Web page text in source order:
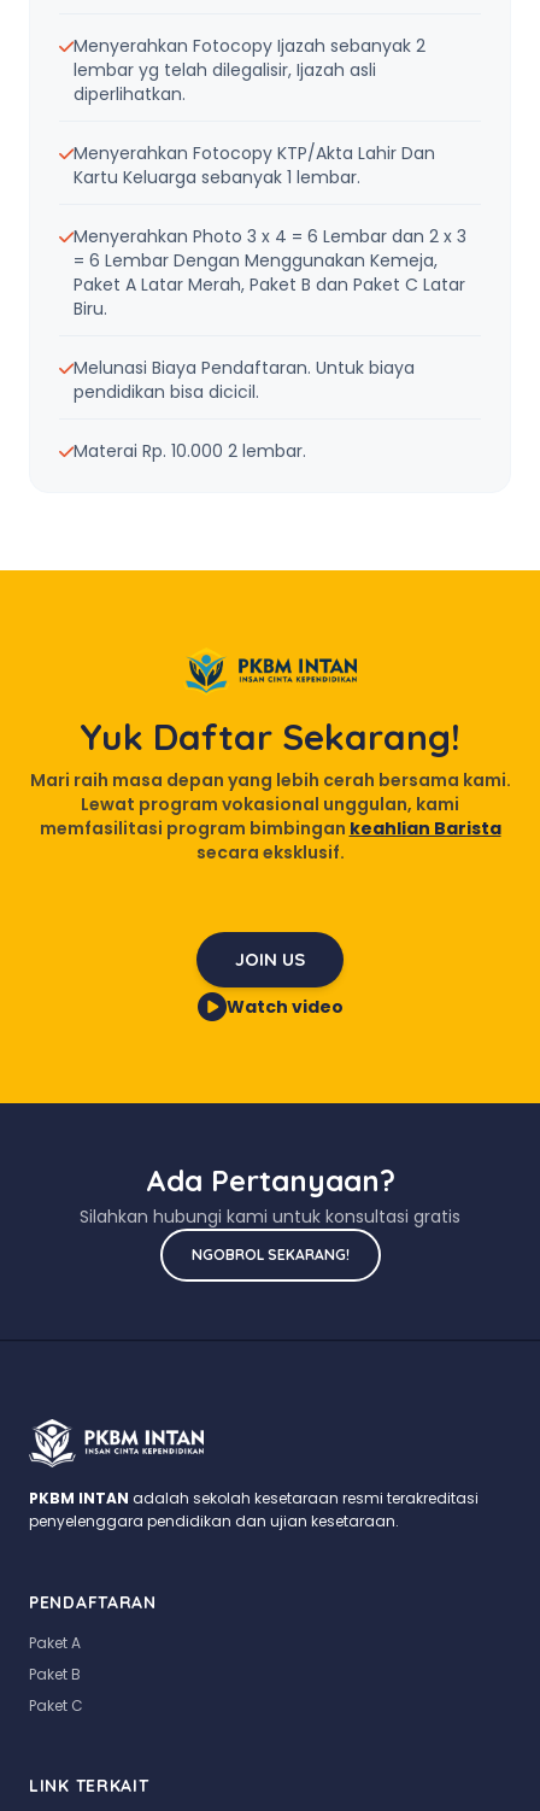
Menyerahkan Fotocopy Ijazah sebanyak 2
lembar yg telah dilegalisir, Ijazah asli
diperlihatkan.
Menyerahkan Fotocopy KTP/Akta Lahir Dan
Kartu Keluarga sebanyak 1 lembar.
Menyerahkan Photo 3 x 4 = 6 Lembar dan 2 x 3
= 6 Lembar Dengan Menggunakan Kemeja,
Paket A Latar Merah, Paket B dan Paket C Latar
Biru.
Melunasi Biaya Pendaftaran. Untuk biaya
pendidikan bisa dicicil.
Materai Rp. 10.000 2 lembar.
Yuk Daftar Sekarang!
Mari raih masa depan yang lebih cerah bersama kami.
Lewat program vokasional unggulan, kami
memfasilitasi program bimbingan keahlian Barista
secara eksklusif.
JOIN US
Watch video
Ada Pertanyaan?
Silahkan hubungi kami untuk konsultasi gratis
NGOBROL SEKARANG!
PKBM INTAN adalah sekolah kesetaraan resmi terakreditasi
penyelenggara pendidikan dan ujian kesetaraan.
PENDAFTARAN
Paket A
Paket B
Paket C
LINK TERKAIT